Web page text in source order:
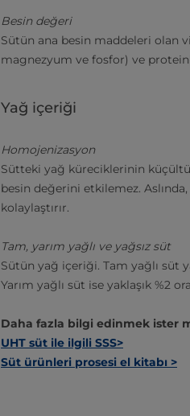
Besin değeri
Sütün ana besin maddeleri olan
magnezyum ve fosfor) ve
Yağ içeriği
Homojenizasyon
Sütteki yağ küreciklerinin
besin değerini etkilemez.
kolaylaştırır.
Tam, yarım yağlı ve yağsız süt
Sütün yağ içeriği. Tam yağlı süt
Yarım yağlı süt ise yaklaşık %2
Daha fazla bilgi edinmek ister
UHT süt ile ilgili SSS>
Süt ürünleri prosesi el kitabı >